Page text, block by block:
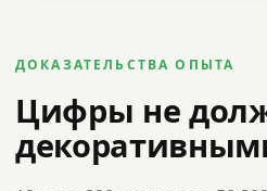
ДОКАЗАТЕЛЬСТВА ОПЫТА
Цифры не